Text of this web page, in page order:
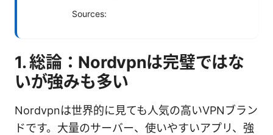
Sources:
1. 総論：Nordvpnは完璧ではな
いが強みも多い
Nordvpnは世界的に見ても人気の高いVPNブラン
ドです。大量のサーバー、使いやすいアプリ、強